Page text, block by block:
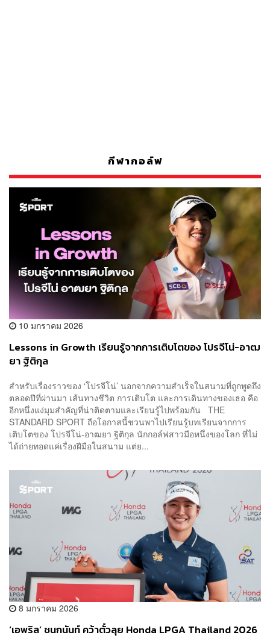
กีฬากอล์ฟ
10 มกราคม 2026
Lessons in Growth เรียนรู้จากการเติบโตของ โปรจีโน่-อาฒ
ยา ฐิติกุล
สำหรับเรื่องราวของ ‘โปรจีโน่’ นอกจากความสำเร็จในสนามที่ถูกพูดถึง
ตลอดปีที่ผ่านมา เส้นทางชีวิต การเติบโต และการเดินทางของเธอ คือ
อีกหนึ่งแง่มุมสำคัญที่น่าติดตามและเรียนรู้ไปพร้อมกัน THE
STANDARD SPORT ถือโอกาสนี้ชวนพาไปเรียนรู้บทเรียนจากการ
เติบโตของ โปรจีโน่-อาฒยา ฐิติกุล นักกอล์ฟสาวมือหนึ่งของโลก ที่ไม่
ได้ถ่ายทอดแค่เรื่องฝีมือในสนาม แต่ย...
8 มกราคม 2026
‘เอพริล’ ชนกนันท์ คว้าตั๋วลุย Honda LPGA Thailand 2026